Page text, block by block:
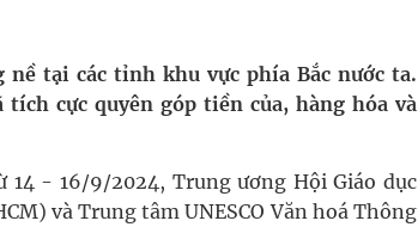
độ
người dân
tại các tỉnh khu vực phía Bắc nước ta.
cực quyên góp tiền của, hàng hóa và
- 16/9/2024, Trung ương Hội Giáo dục
và Trung tâm UNESCO Văn hoá Thông